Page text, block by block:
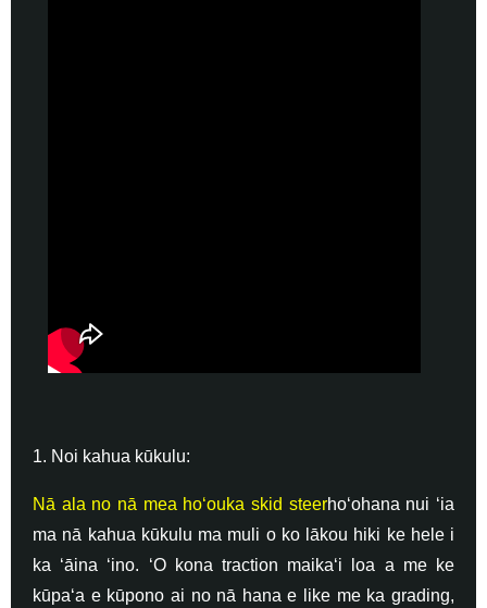
1. Noi kahua kūkulu:
Nā ala no nā mea hoʻouka skid steerhoʻohana nui ʻia
ma nā kahua kūkulu ma muli o ko lākou hiki ke hele i
ka ʻāina ʻino. ʻO kona traction maikaʻi loa a me ke
kūpaʻa e kūpono ai no nā hana e like me ka grading,